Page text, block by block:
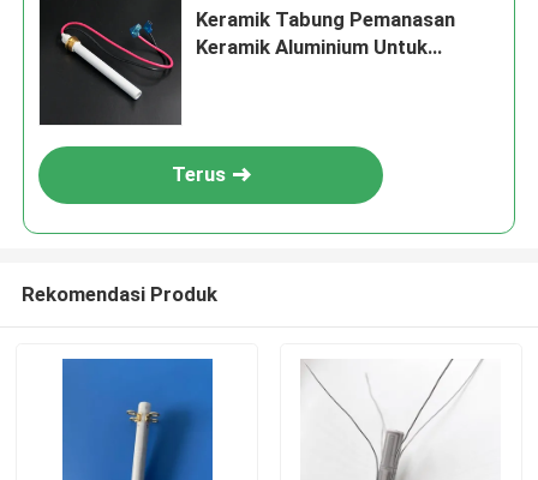
Keramik Tabung Pemanasan
Keramik Aluminium Untuk
Terus
Rekomendasi Produk